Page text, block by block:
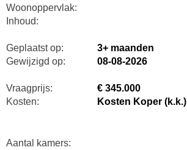
Woonoppervlak:
Inhoud:
Geplaatst op:
3+ maanden
Gewijzigd op:
08-08-2026
Vraagprijs:
€ 345.000
Kosten:
Kosten Koper (k.k.)
Aantal kamers: